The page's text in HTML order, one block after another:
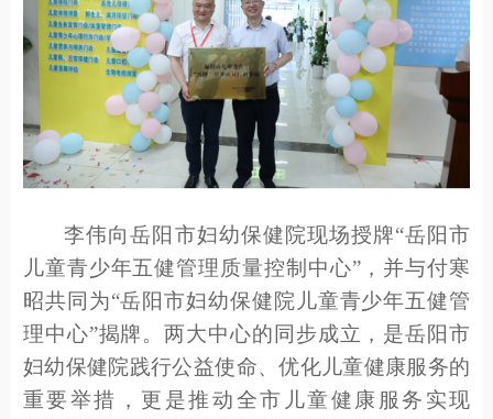
李伟向岳阳市妇幼保健院现场授牌“岳阳市
儿童青少年五健管理质量控制 中心”，并与付寒
昭共同为“岳阳市妇幼保健院 儿童青少年五健管
理中心”揭牌。两大中心的同步成立，是岳阳市
妇幼保健院践行公益使命、优化儿童健康服务的
重要举措， 更是推动全市儿童健康服务实现